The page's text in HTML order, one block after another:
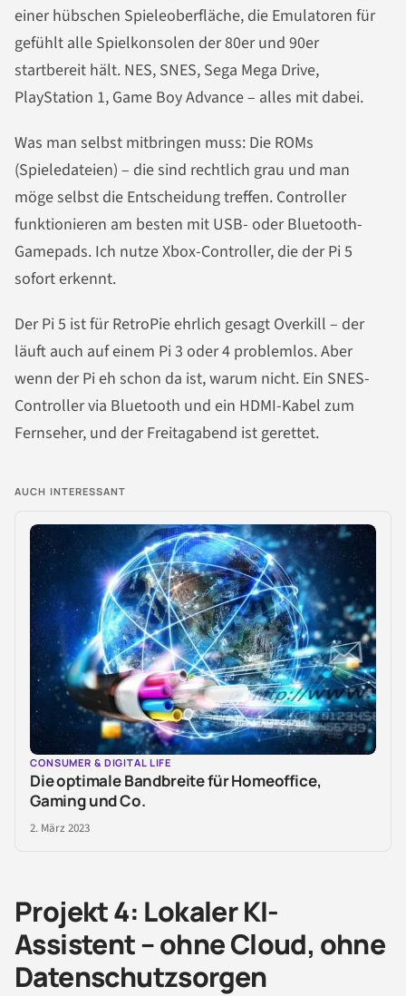
einer hübschen Spieleoberfläche, die Emulatoren für
gefühlt alle Spielkonsolen der 80er und 90er
startbereit hält. NES, SNES, Sega Mega Drive,
PlayStation 1, Game Boy Advance – alles mit dabei.
Was man selbst mitbringen muss: Die ROMs
(Spieledateien) – die sind rechtlich grau und man
möge selbst die Entscheidung treffen. Controller
funktionieren am besten mit USB- oder Bluetooth-
Gamepads. Ich nutze Xbox-Controller, die der Pi 5
sofort erkennt.
Der Pi 5 ist für RetroPie ehrlich gesagt Overkill – der
läuft auch auf einem Pi 3 oder 4 problemlos. Aber
wenn der Pi eh schon da ist, warum nicht. Ein SNES-
Controller via Bluetooth und ein HDMI-Kabel zum
Fernseher, und der Freitagabend ist gerettet.
AUCH INTERESSANT
CONSUMER & DIGITAL LIFE
Die optimale Bandbreite für Homeoffice,
Gaming und Co.
2. März 2023
Projekt 4: Lokaler KI-
Assistent – ohne Cloud, ohne
Datenschutzsorgen